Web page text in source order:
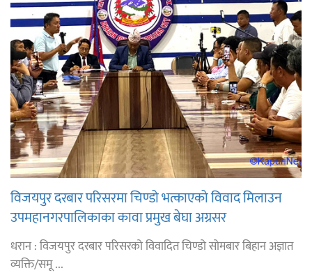
विजयपुर दरबार परिसरमा चिण्डो भत्काएको विवाद मिलाउन
उपमहानगरपालिकाका कावा प्रमुख बेघा अग्रसर
धरान : विजयपुर दरबार परिसरको विवादित चिण्डो सोमबार बिहान अज्ञात
व्यक्ति/समू ...